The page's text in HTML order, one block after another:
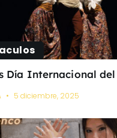
Día Internacional del
5 diciembre, 2025